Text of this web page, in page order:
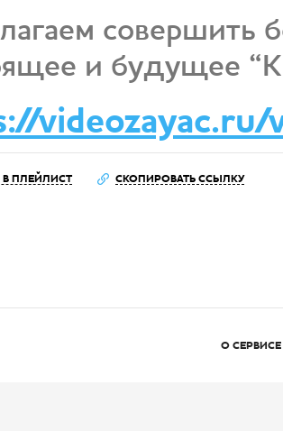
совершить
и будущее
videozayac.ru/
В ПЛЕЙЛИСТ СКОПИРОВАТЬ ССЫЛКУ
О СЕРВИСЕ